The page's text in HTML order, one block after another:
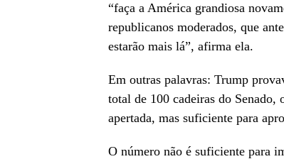
“faça a América grandiosa
republicanos moderados, que
estarão mais lá”, afirma ela.
Em outras palavras: Trump
total de 100 cadeiras do Senado,
apertada, mas suficiente para
O número não é suficiente para